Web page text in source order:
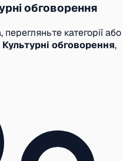
обговорення
категорії або
Культурні обговорення,